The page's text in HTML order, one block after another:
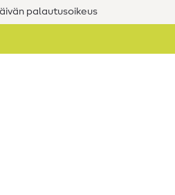
palautusoikeus